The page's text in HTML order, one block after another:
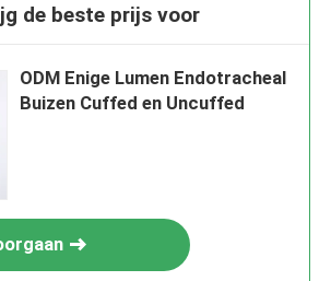
de beste prijs voor
ODM Enige Lumen Endotracheal
Buizen Cuffed en Uncuffed